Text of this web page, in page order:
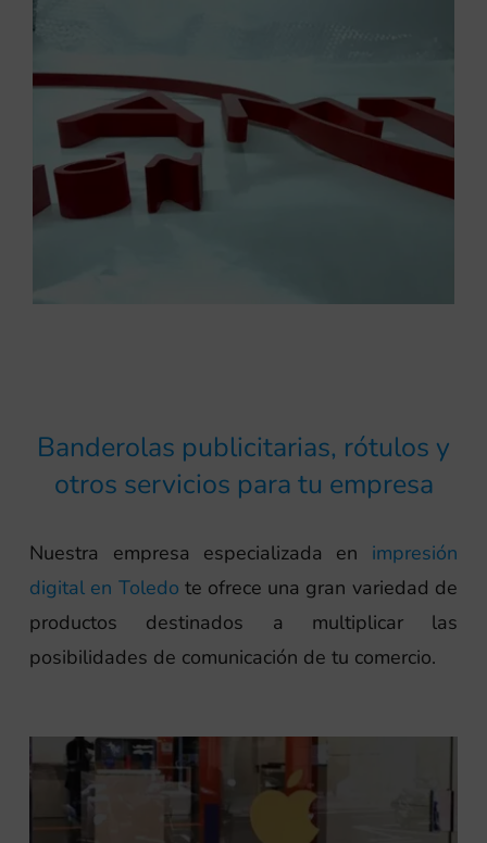
Banderolas publicitarias, rótulos y
otros servicios para tu empresa
Nuestra empresa especializada en impresión
digital en Toledo te ofrece una gran variedad de
productos destinados a multiplicar las
posibilidades de comunicación de tu comercio.